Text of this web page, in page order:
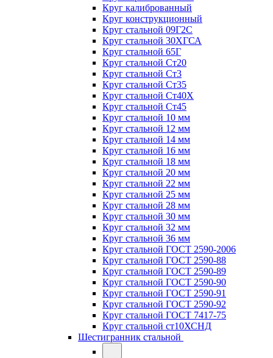
Круг калиброванный
Круг конструкционный
Круг стальной 09Г2С
Круг стальной 30ХГСА
Круг стальной 65Г
Круг стальной Ст20
Круг стальной Ст3
Круг стальной Ст35
Круг стальной Ст40Х
Круг стальной Ст45
Круг стальной 10 мм
Круг стальной 12 мм
Круг стальной 14 мм
Круг стальной 16 мм
Круг стальной 18 мм
Круг стальной 20 мм
Круг стальной 22 мм
Круг стальной 25 мм
Круг стальной 28 мм
Круг стальной 30 мм
Круг стальной 32 мм
Круг стальной 36 мм
Круг стальной ГОСТ 2590-2006
Круг стальной ГОСТ 2590-88
Круг стальной ГОСТ 2590-89
Круг стальной ГОСТ 2590-90
Круг стальной ГОСТ 2590-91
Круг стальной ГОСТ 2590-92
Круг стальной ГОСТ 7417-75
Круг стальной ст10ХСНД
Шестигранник стальной